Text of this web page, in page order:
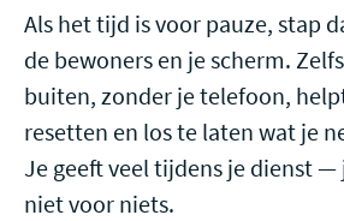
Als het tijd is voor pauze, stap
de bewoners en je scherm.
buiten, zonder je telefoon,
resetten en los te laten wat je
Je geeft veel tijdens je dienst —
niet voor niets.